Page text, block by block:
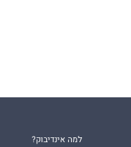
למה אינדיבוק?